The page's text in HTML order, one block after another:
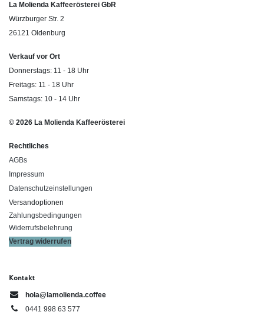
La Molienda Kaffeerösterei GbR
Würzburger Str. 2
26121 Oldenburg
Verkauf vor Ort
Donnerstags: 11 - 18 Uhr
Freitags: 11 - 18 Uhr
Samstags: 10 - 14 Uhr
© 2026 La Molienda Kaffeerösterei
Rechtliches
AGBs
Impressum
Datenschutzeinstellungen
Versandoptionen
Zahlungsbedingungen
Widerrufsbelehrung
Vertrag widerrufen
Kontakt
hola@lamolienda.coffee
0441 998 63 577